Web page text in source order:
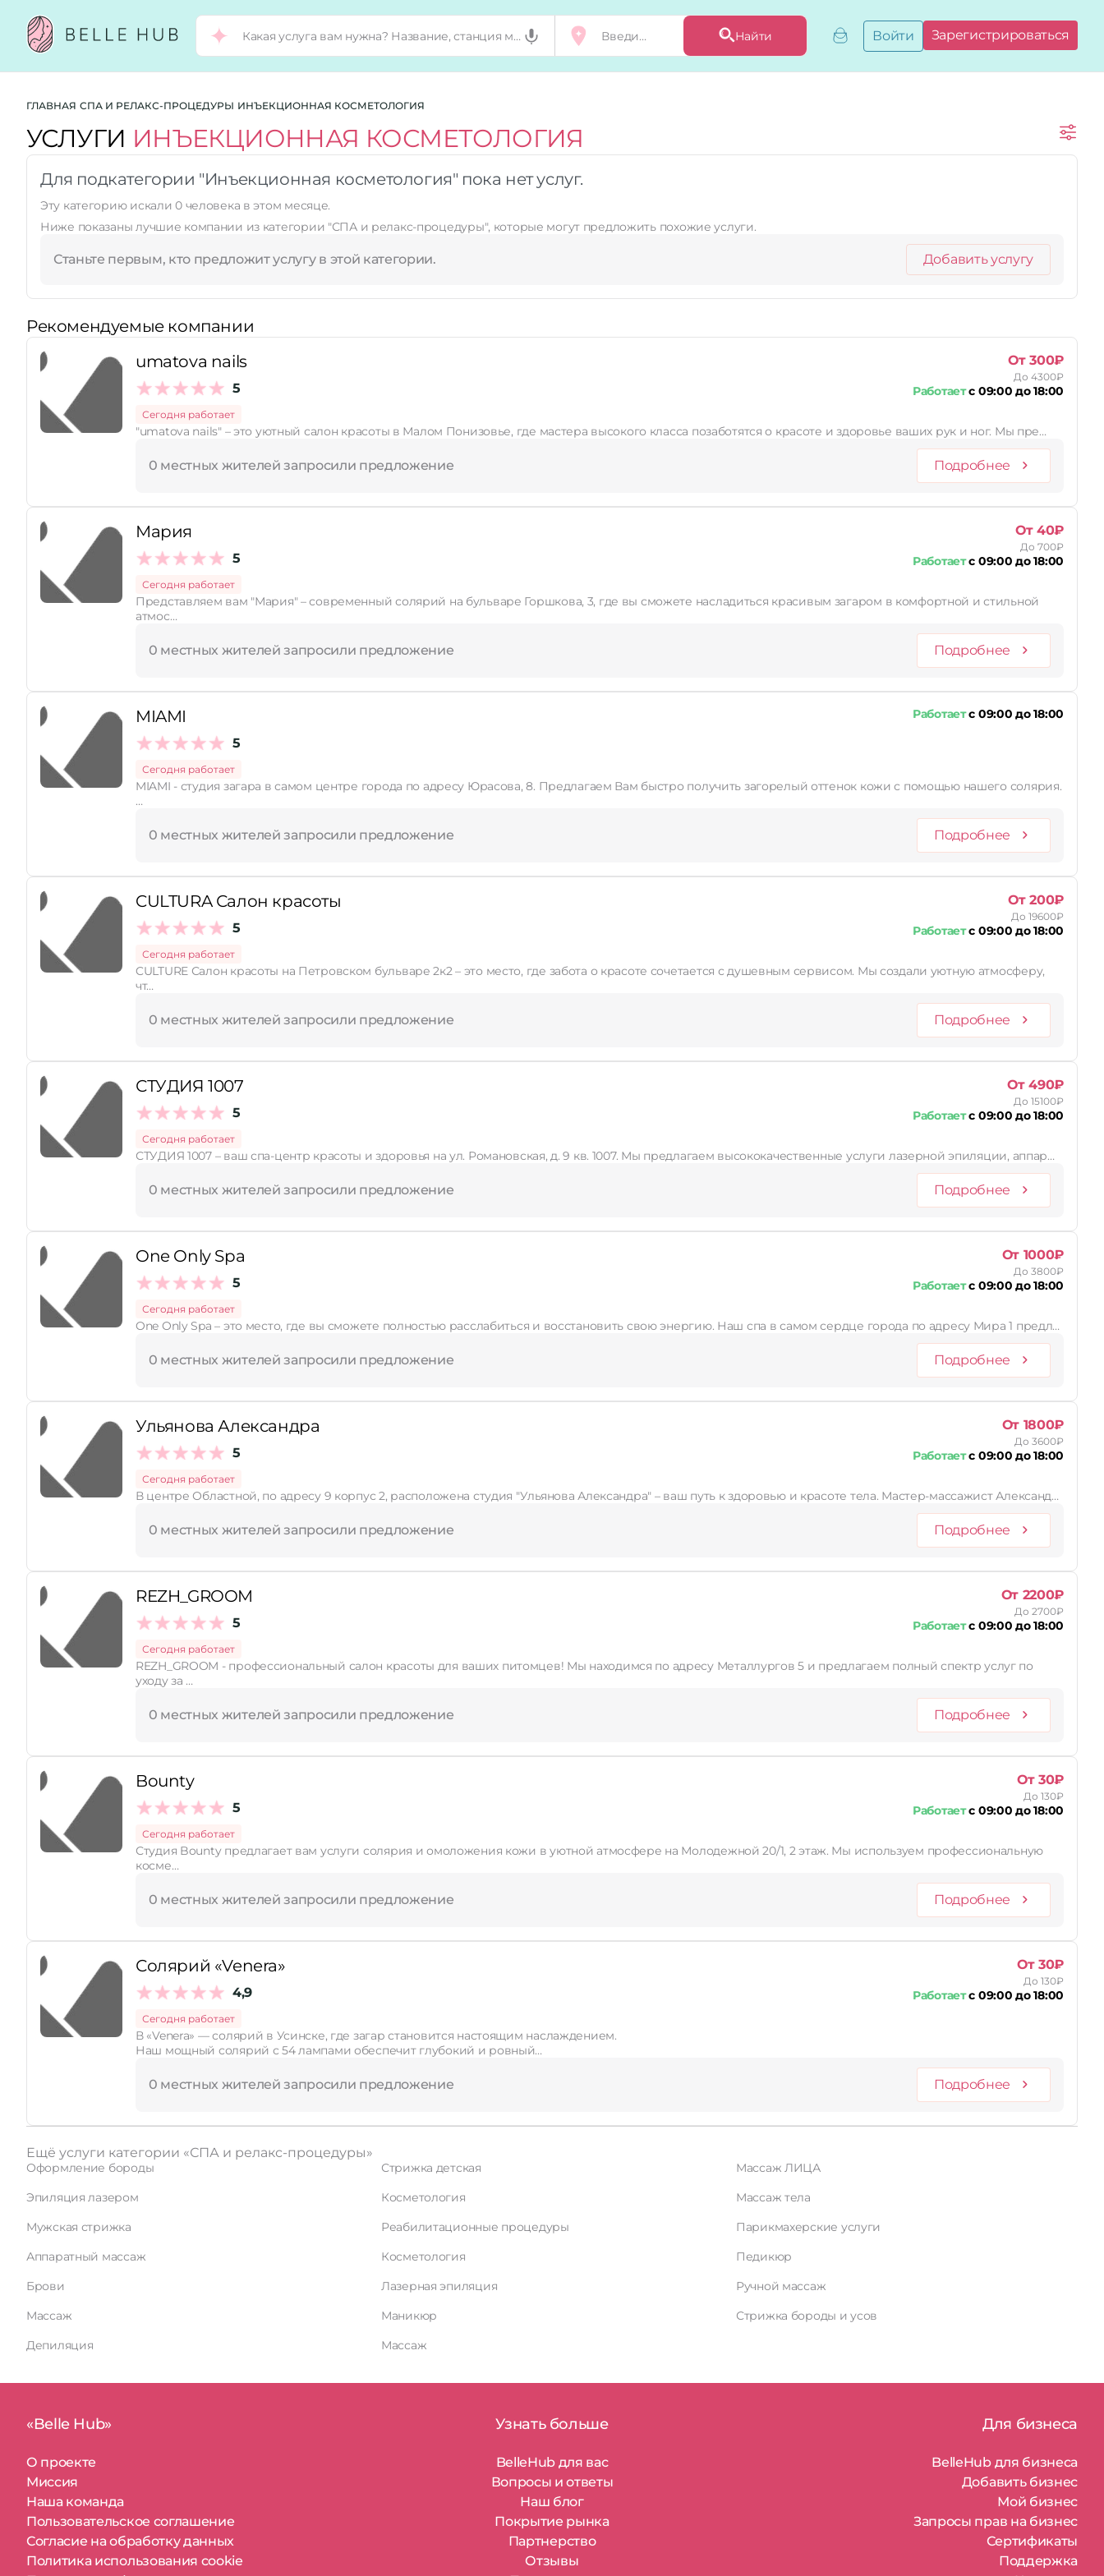
Найти
Добавить,
Запросы
Войти Зарегистрироваться
Город:
Категории:
Услуги:
Стоимость услуг:
Принимает сертификаты
Применить
ГЛАВНАЯ СПА И РЕЛАКС-ПРОЦЕДУРЫ ИНЪЕКЦИОННАЯ КОСМЕТОЛОГИЯ
УСЛУГИ ИНЪЕКЦИОННАЯ КОСМЕТОЛОГИЯ
Для подкатегории "Инъекционная косметология" пока нет услуг.
Эту категорию искали0человека в этом месяце.
Ниже показаны лучшие компании из категории "СПА и релакс-процедуры", которые могут предложить похожие услуги.
Станьте первым, кто предложит услугу в этой категории. Добавить услугу
Рекомендуемые компании
umatova nails
5
Сегодня работает
От 300₽
До 4300₽
Работаетс 09:00 до 18:00
"umatova nails" – это уютный салон красоты в Малом Понизовье, где мастера высокого класса позаботятся о красоте и здоровье ваших рук и ног. Мы пре…
0 местных жителей запросили предложение Подробнее
Мария
5
Сегодня работает
От 40₽
До 700₽
Работаетс 09:00 до 18:00
Представляем вам "Мария" – современный солярий на бульваре Горшкова, 3, где вы сможете насладиться красивым загаром в комфортной и стильной
атмос…
0 местных жителей запросили предложение Подробнее
MIAMI
5
Сегодня работает
Работаетс 09:00 до 18:00
MIAMI - студия загара в самом центре города по адресу Юрасова, 8. Предлагаем Вам быстро получить загорелый оттенок кожи с помощью нашего солярия.
…
0 местных жителей запросили предложение Подробнее
CULTURA Салон красоты
5
Сегодня работает
От 200₽
До 19600₽
Работаетс 09:00 до 18:00
CULTURE Салон красоты на Петровском бульваре 2к2 – это место, где забота о красоте сочетается с душевным сервисом. Мы создали уютную атмосферу,
чт…
0 местных жителей запросили предложение Подробнее
СТУДИЯ 1007
5
Сегодня работает
От 490₽
До 15100₽
Работаетс 09:00 до 18:00
СТУДИЯ 1007 – ваш спа-центр красоты и здоровья на ул. Романовская, д. 9 кв. 1007. Мы предлагаем высококачественные услуги лазерной эпиляции, аппар…
0 местных жителей запросили предложение Подробнее
One Only Spa
5
Сегодня работает
От 1000₽
До 3800₽
Работаетс 09:00 до 18:00
One Only Spa – это место, где вы сможете полностью расслабиться и восстановить свою энергию. Наш спа в самом сердце города по адресу Мира 1 предл…
0 местных жителей запросили предложение Подробнее
Ульянова Александра
5
Сегодня работает
От 1800₽
До 3600₽
Работаетс 09:00 до 18:00
В центре Областной, по адресу 9 корпус 2, расположена студия "Ульянова Александра" – ваш путь к здоровью и красоте тела. Мастер-массажист Александ…
0 местных жителей запросили предложение Подробнее
REZH_GROOM
5
Сегодня работает
От 2200₽
До 2700₽
Работаетс 09:00 до 18:00
REZH_GROOM - профессиональный салон красоты для ваших питомцев! Мы находимся по адресу Металлургов 5 и предлагаем полный спектр услуг по
уходу за …
0 местных жителей запросили предложение Подробнее
Bounty
5
Сегодня работает
От 30₽
До 130₽
Работаетс 09:00 до 18:00
Студия Bounty предлагает вам услуги солярия и омоложения кожи в уютной атмосфере на Молодежной 20/1, 2 этаж. Мы используем профессиональную
косме…
0 местных жителей запросили предложение Подробнее
Солярий «Venera»
4,9
Сегодня работает
От 30₽
До 130₽
Работаетс 09:00 до 18:00
В «Venera» — солярий в Усинске, где загар становится настоящим наслаждением.
Наш мощный солярий с 54 лампами обеспечит глубокий и ровный…
0 местных жителей запросили предложение Подробнее
Ещё услуги категории «СПА и релакс-процедуры»
Оформление бороды
Эпиляция лазером
Мужская стрижка
Аппаратный массаж
Брови
Массаж
Депиляция
Стрижка детская
Косметология
Реабилитационные процедуры
Косметология
Лазерная эпиляция
Маникюр
Массаж
Массаж ЛИЦА
Массаж тела
Парикмахерские услуги
Педикюр
Ручной массаж
Стрижка бороды и усов
«Belle Hub»
О проекте
Миссия
Наша команда
Пользовательское соглашение
Согласие на обработку данных
Политика использования cookie
Узнать больше
BelleHub для вас
Вопросы и ответы
Наш блог
Покрытие рынка
Партнерство
Отзывы
Для бизнеса
BelleHub для бизнеса
Добавить бизнес
Мой бизнес
Запросы прав на бизнес
Сертификаты
Поддержка